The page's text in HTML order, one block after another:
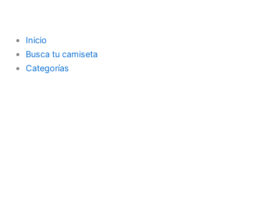
Inicio
Busca tu camiseta
Categorías